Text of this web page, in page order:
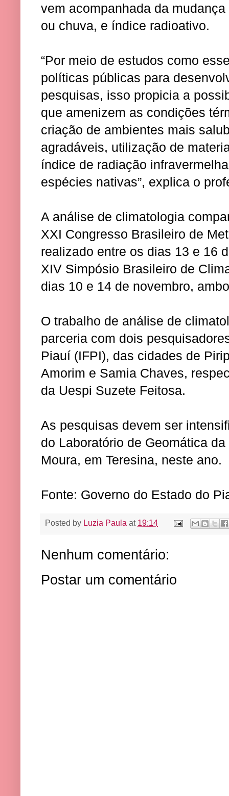
vem acompanhada da
ou chuva, e índice radioativo.
“Por meio de estudos como
políticas públicas para
pesquisas, isso propicia a
que amenizem as condições
criação de ambientes mais
agradáveis, utilização de
índice de radiação
espécies nativas”, explica o
A análise de climatologia
XXI Congresso Brasileiro de
realizado entre os dias 13 e 16
XIV Simpósio Brasileiro de
dias 10 e 14 de novembro,
O trabalho de análise de
parceria com dois
Piauí (IFPI), das cidades de
Amorim e Samia Chaves,
da Uespi Suzete Feitosa.
As pesquisas devem ser
do Laboratório de Geomática
Moura, em Teresina, neste ano.
Fonte: Governo do Estado do
Posted by Luzia Paula at 19:14
Nenhum comentário:
Postar um comentário